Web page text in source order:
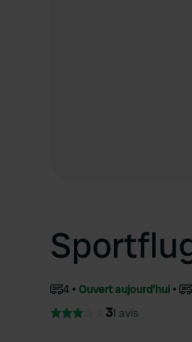
4 Ouvert aujourd'hui
31 avis